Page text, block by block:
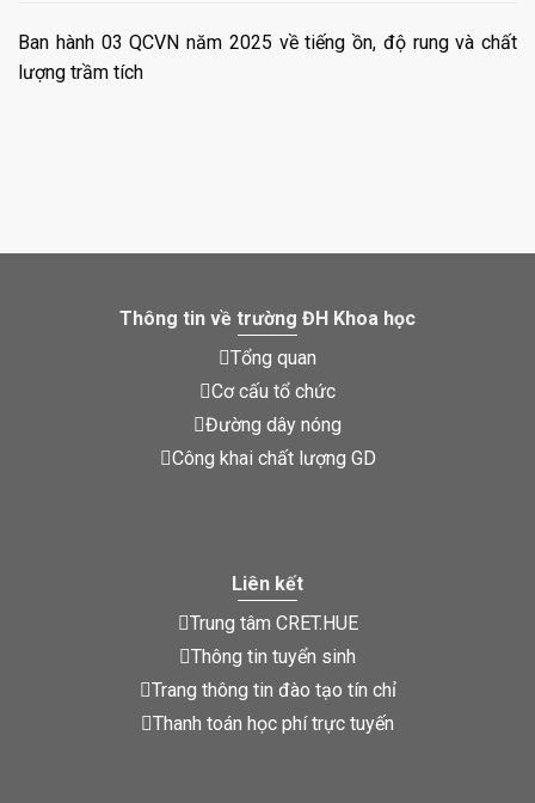
Ban hành 03 QCVN năm 2025 về tiếng ồn, độ rung và chất
lượng trầm tích
Thông tin về trường ĐH Khoa học
Tổng quan
Cơ cấu tổ chức
Đường dây nóng
Công khai chất lượng GD
Liên kết
Trung tâm CRET.HUE
Thông tin tuyển sinh
Trang thông tin đào tạo tín chỉ
Thanh toán học phí trực tuyến